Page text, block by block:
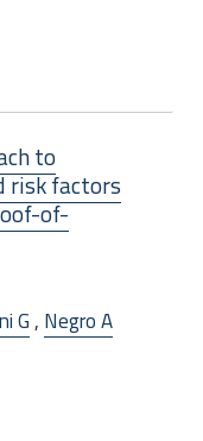
to
risk factors
of-
G, Negro A